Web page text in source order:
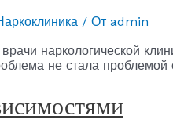
/ От admin
наркологической
не стала